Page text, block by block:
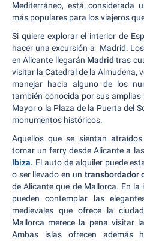
Mediterráneo, está considerada
más populares para los viajeros
Si quiere explorar el interior de
hacer una excursión a Madrid.
en Alicante llegarán Madridtras
visitar la Catedral de la Almudena,
manejar hacia alguno de los
también conocida por sus
Mayor o la Plaza de la Puerta del
monumentos históricos.
Aquellos que se sientan
tomar un ferry desde Alicante a las
Ibiza. El auto de alquiler puede
o ser llevado en un transbordador
de Alicante que de Mallorca. En
pueden contemplar las
medievales que ofrece la
Mallorca merece la pena visitar
Ambas islas ofrecen además